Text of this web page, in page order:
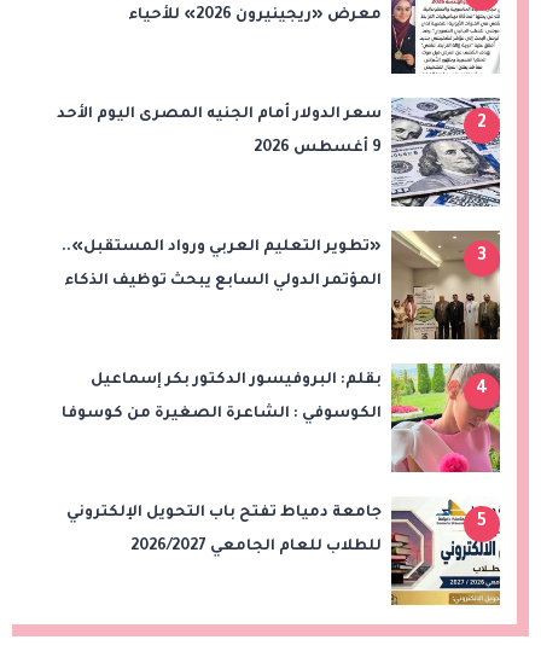
معرض «ريجينيرون 2026» للأحياء
2
سعر الدولار أمام الجنيه المصرى اليوم الأحد
9 أغسطس 2026
3
«تطوير التعليم العربي ورواد المستقبل»..
المؤتمر الدولي السابع يبحث توظيف الذكاء
4
بقلم: البروفيسور الدكتور بكر إسماعيل
الكوسوفي : الشاعرة الصغيرة من كوسوفا
5
جامعة دمياط تفتح باب التحويل الإلكتروني
للطلاب للعام الجامعي 2026/2027